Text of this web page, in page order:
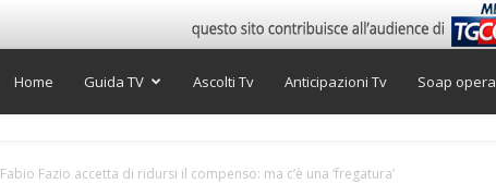
Super
Home Guida TV Ascolti Tv Anticipazioni Tv Soap opera
Fabio Fazio accetta di ridursi il compenso: ma c’è una ‘fregatura’